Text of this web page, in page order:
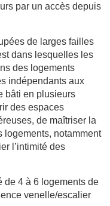
par un accès depuis
de larges failles
dans lesquelles les
des logements
indépendants aux
bâti en plusieurs
des espaces
de maîtriser la
logements, notamment
l’intimité des
de 4 à 6 logements de
venelle/escalier